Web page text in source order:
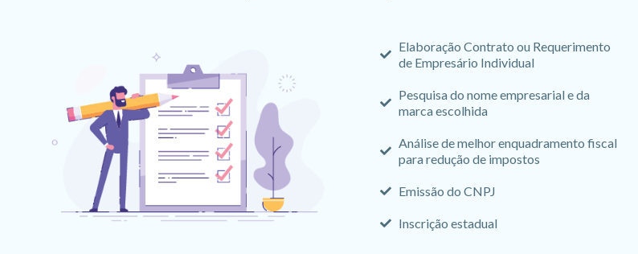
Elaboração Contrato ou Requerimento
de Empresário Individual
Pesquisa do nome empresarial e da
marca escolhida
Análise de melhor enquadramento fiscal
para redução de impostos
Emissão do CNPJ
Inscrição estadual